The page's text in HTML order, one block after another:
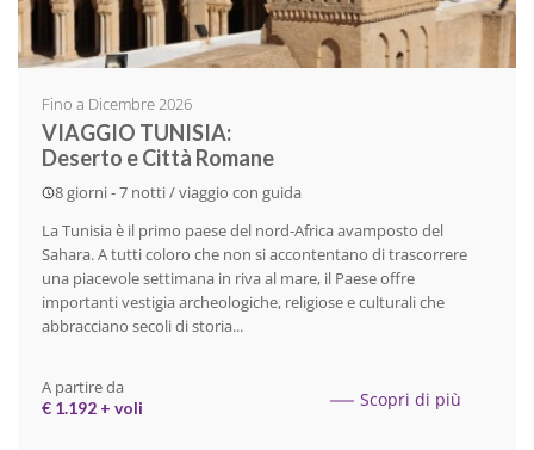
Fino a Dicembre 2026
VIAGGIO TUNISIA:
Deserto e Città Romane
8 giorni - 7 notti / viaggio con guida
La Tunisia è il primo paese del nord-Africa avamposto del
Sahara. A tutti coloro che non si accontentano di trascorrere
una piacevole settimana in riva al mare, il Paese offre
importanti vestigia archeologiche, religiose e culturali che
abbracciano secoli di storia...
A partire da
€ 1.192 + voli Scopri di più